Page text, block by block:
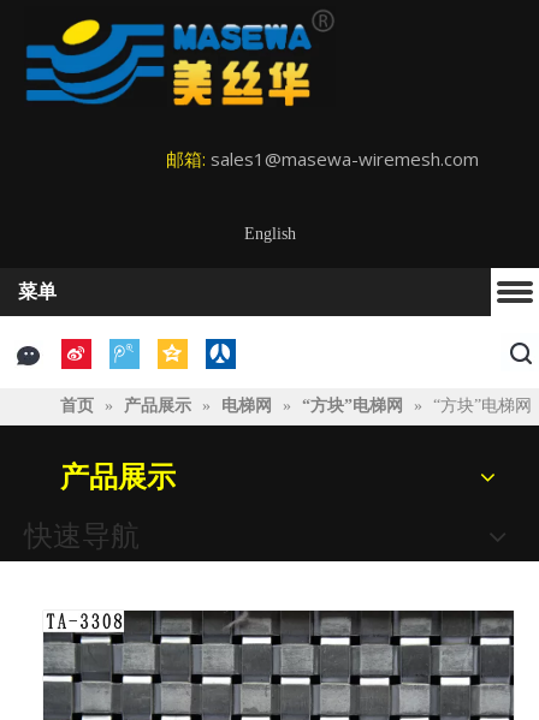
邮箱: sales1@masewa-wiremesh.com
English
菜单
首页 » 产品展示 » 电梯网 » “方块”电梯网 » “方块”电梯网
产品展示
快速导航